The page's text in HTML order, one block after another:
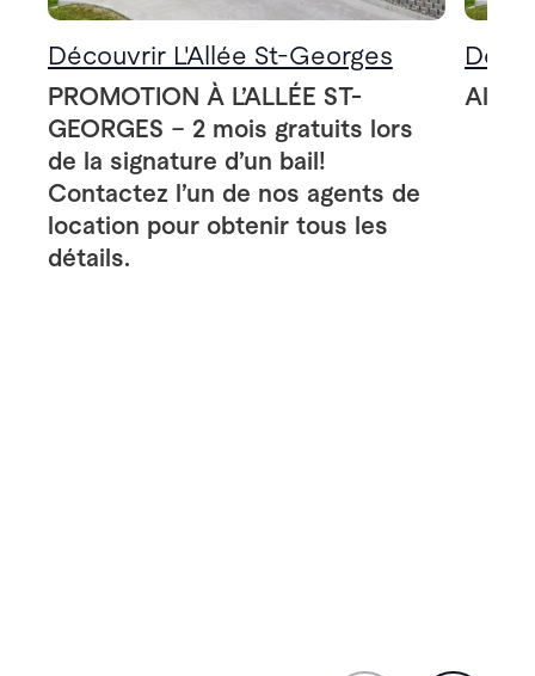
Découvrir L'Allée St-Georges
PROMOTION À L’ALLÉE ST-
GEORGES – 2 mois gratuits lors
de la signature d’un bail!
Contactez l’un de nos agents de
location pour obtenir tous les
détails.
Allée